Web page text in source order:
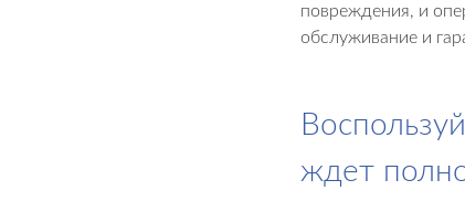
повреждения, и
обслуживание и
ждет